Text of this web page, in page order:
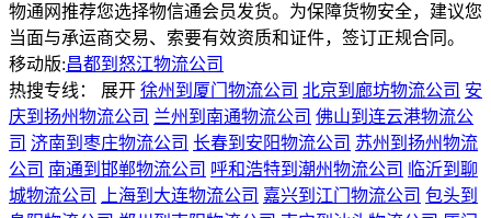
物通网推荐您选择物信通会员发货。为保障货物安全，建议您
当面与承运商交易、索要有效资质和证件，签订正规合同。
移动版:昌都到怒江物流公司
热搜专线： 展开 徐州到厦门物流公司 北京到廊坊物流公司 安
庆到扬州物流公司 兰州到南通物流公司 佛山到连云港物流公
司 济南到枣庄物流公司 长春到安阳物流公司 苏州到扬州物流
公司 南通到邯郸物流公司 呼和浩特到潮州物流公司
临沂到聊
城物流公司
上海到大连物流公司 嘉兴到江门物流公司 包头到